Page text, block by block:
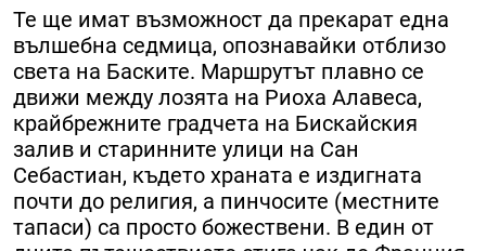
Те ще имат възможност да прекарат една
вълшебна седмица, опознавайки отблизо
света на Баските. Маршрутът плавно се
движи между лозята на Риоха Алавеса,
крайбрежните градчета на Бискайския
залив и старинните улици на Сан
Себастиан, където храната е издигната
почти до религия, а пинчосите (местните
тапаси) са просто божествени. В един от